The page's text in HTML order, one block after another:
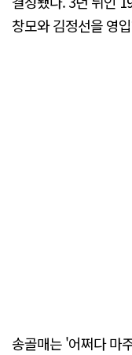
창모와 김정선을 영
송골매는 '어쩌다 마